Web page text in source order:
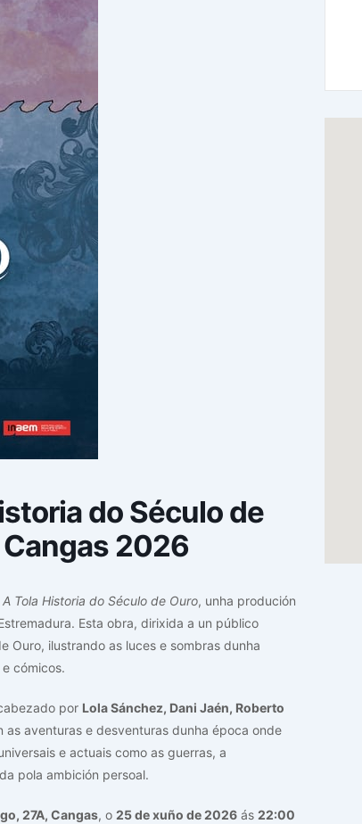
do Século de
2026
A Tola Historia do Século de Ouro, unha produción
Esta obra, dirixida a un público
Ouro, ilustrando as luces e sombras dunha
cómicos.
por Lola Sánchez, Dani Jaén, Roberto
as aventuras e desventuras dunha época onde
e actuais como as guerras, a
pola ambición persoal.
27A, Cangas, o 25 de xuño de 2026 ás 22:00